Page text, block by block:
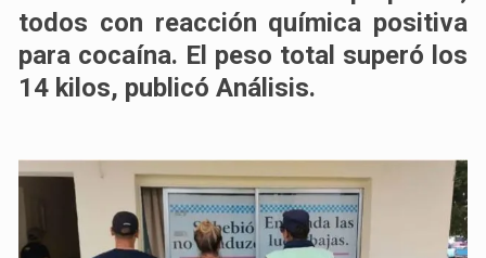
todos con reacción química positiva
para cocaína. El peso total superó los
14 kilos, publicó Análisis.